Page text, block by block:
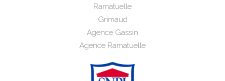
Ramatuelle
Grimaud
Agence Gassin
Agence Ramatuelle